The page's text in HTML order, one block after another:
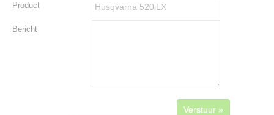
Product
Bericht
Verstuur »